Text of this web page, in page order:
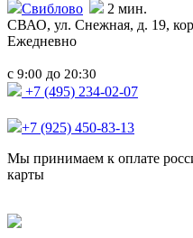
Свиблово
2 мин.
СВАО, ул. Снежная, д. 19,
Ежедневно
с 9:00 до 20:30
+7 (495) 234-02-07
+7 (925) 450-83-13
Мы принимаем к оплате
карты